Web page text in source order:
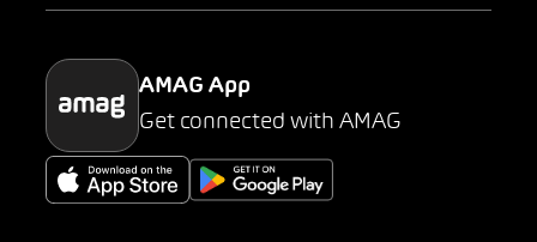
Parking
AMAG App
Get connected with AMAG